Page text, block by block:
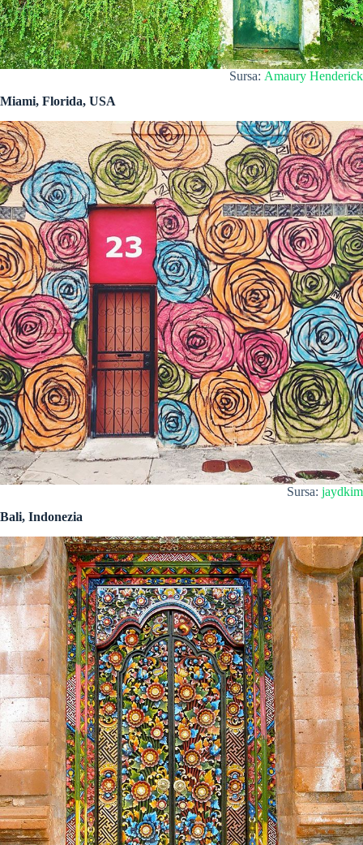
Sursa: Amaury Henderick
Miami, Florida, USA
Sursa: jaydkim
Bali, Indonezia